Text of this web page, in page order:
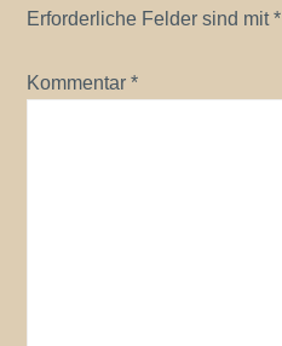
Erforderliche Felder sind mit*
Kommentar*